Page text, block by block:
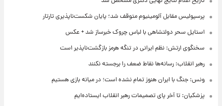
پرسپولیس مقابل آلومینیوم متوقف شد؛ پایان شکست‌ناپذیری تارتار
استایل سحر دولتشاهی با لباس چروک خبرساز شد + عکس
سخنگوی ارتش: نظم ایرانی در تنگه هرمز بازگشت‌ناپذیر است
رهبر انقلاب: رسانه‌ها نقاط ضعف را برجسته نکنند
ونس: جنگ با ایران هنوز تمام نشده است؛ در میانه بازی هستیم
پزشکیان: تا آخر پای تصمیمات رهبر انقلاب ایستاده‌ایم